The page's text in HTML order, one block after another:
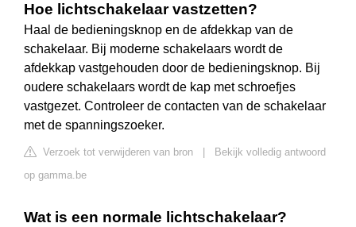
Hoe lichtschakelaar vastzetten?
Haal de bedieningsknop en de afdekkap van de
schakelaar. Bij moderne schakelaars wordt de
afdekkap vastgehouden door de bedieningsknop. Bij
oudere schakelaars wordt de kap met schroefjes
vastgezet. Controleer de contacten van de schakelaar
met de spanningszoeker.
Verzoek tot verwijderen van bron
Bekijk volledig antwoord
op gamma.be
Wat is een normale lichtschakelaar?